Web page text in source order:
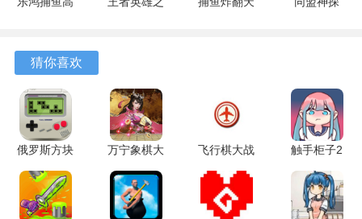
的阐释，鼓励从不同角度理解人物动机与事件因果。
了良好的节奏，强化了末日环境中孤立无援的听觉感受。
4、用户界面设计极为简洁，几乎没有任何干扰元素，确保阅
读与选择的流程顺畅，注意力能始终停留在剧情本身。
游戏攻略
1、在游戏初期兄弟讨论食物分配的对话中，选择强调共享或
谦让的选项，这类选择倾向于积累依存关系值，影响后续某
猜你喜欢
俄罗斯方块
消除掉落版
1.1.0 最新
版
万宁象棋大
招版 1.1.71
安卓版
飞行棋大战
单机版
2.7.0 安卓
版
触手柜子2
1.4.03 安卓
版